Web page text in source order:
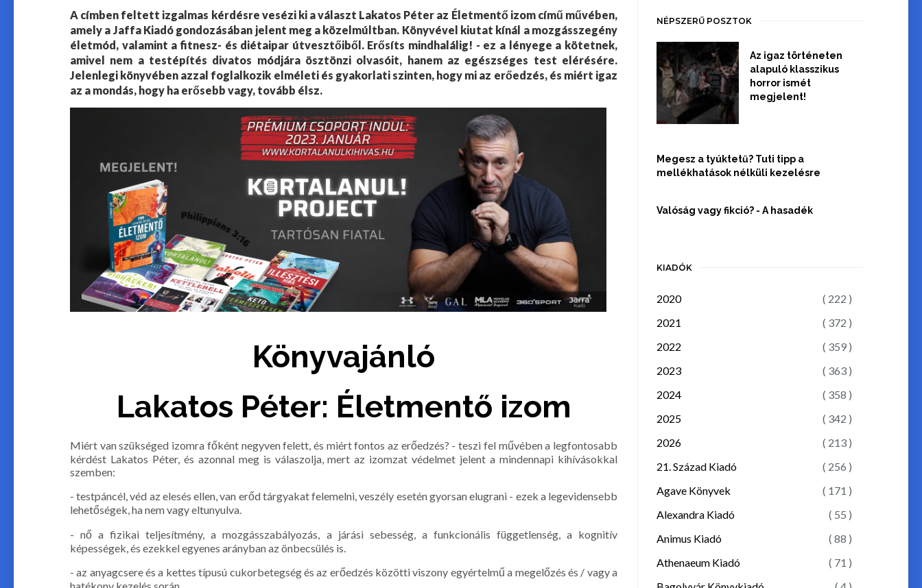
A címben feltett izgalmas kérdésre vesézi ki a választ Lakatos Péter az Életmentő izom című művében,
amely a Jaffa Kiadó gondozásában jelent meg a közelmúltban. Könyvével kiutat kínál a mozgásszegény
életmód, valamint a fitnesz- és diétaipar útvesztőiből. Erősíts mindhalálig! - ez a lényege a kötetnek,
amivel nem a testépítés divatos módjára ösztönzi olvasóit, hanem az egészséges test elérésére.
Jelenlegi könyvében azzal foglalkozik elméleti és gyakorlati szinten, hogy mi az erőedzés, és miért igaz
az a mondás, hogy ha erősebb vagy, tovább élsz.
Könyvajánló
Lakatos Péter: Életmentő izom
Miért van szükséged izomra főként negyven felett, és miért fontos az erőedzés? - teszi fel művében a legfontosabb
kérdést Lakatos Péter, és azonnal meg is válaszolja, mert az izomzat védelmet jelent a mindennapi kihívásokkal
szemben:
- testpáncél, véd az elesés ellen, van erőd tárgyakat felemelni, veszély esetén gyorsan elugrani - ezek a legevidensebb
lehetőségek, ha nem vagy eltunyulva.
- nő a fizikai teljesítmény, a mozgásszabályozás, a járási sebesség, a funkcionális függetlenség, a kognitív
képességek, és ezekkel egyenes arányban az önbecsülés is.
- az anyagcsere és a kettes típusú cukorbetegség és az erőedzés közötti viszony egyértelmű a megelőzés és / vagy a
hatékony kezelés során.
NÉPSZERŰ POSZTOK
Az igaz történeten
alapuló klasszikus
horror ismét
megjelent!
Megesz a tyúktetű? Tuti tipp a
mellékhatások nélküli kezelésre
Valóság vagy fikció? - A hasadék
KIADÓK
2020
( 222 )
2021
( 372 )
2022
( 359 )
2023
( 363 )
2024
( 358 )
2025
( 342 )
2026
( 213 )
21. Század Kiadó
( 256 )
Agave Könyvek
( 171 )
Alexandra Kiadó
( 55 )
Animus Kiadó
( 88 )
Athenaeum Kiadó
( 71 )